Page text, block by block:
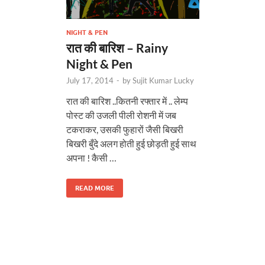
NIGHT & PEN
रात की बारिश – Rainy
Night & Pen
July 17, 2014 - bySujit Kumar Lucky
रात की बारिश ..कितनी रफ्तार में .. लेम्प
पोस्ट की उजली पीली रोशनी में जब
टकराकर, उसकी फुहारों जैसी बिखरी
बिखरी बुँदे अलग होती हुई छोड़ती हुई साथ
अपना ! कैसी …
READ MORE